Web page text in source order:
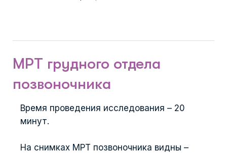
МРТ грудного отдела
позвоночника
Время проведения исследования – 20
минут.
На снимках МРТ позвоночника видны –